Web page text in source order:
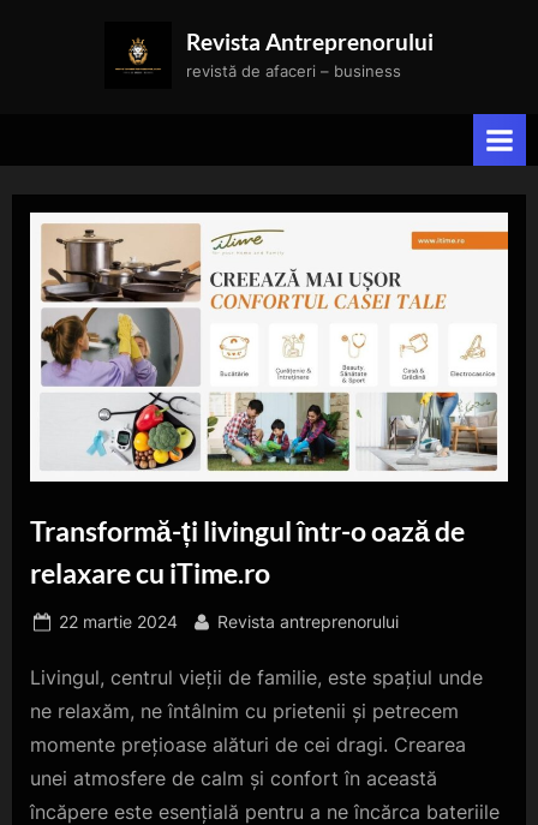
Revista Antreprenorului
revistă de afaceri – business
Transformă-ți livingul într-o oază de
relaxare cu iTime.ro
Posted
22 martie 2024 By
Revista antreprenorului
Livingul, centrul vieții de familie, este spațiul unde
ne relaxăm, ne întâlnim cu prietenii și petrecem
momente prețioase alături de cei dragi. Crearea
unei atmosfere de calm și confort în această
încăpere este esențială pentru a ne încărca bateriile